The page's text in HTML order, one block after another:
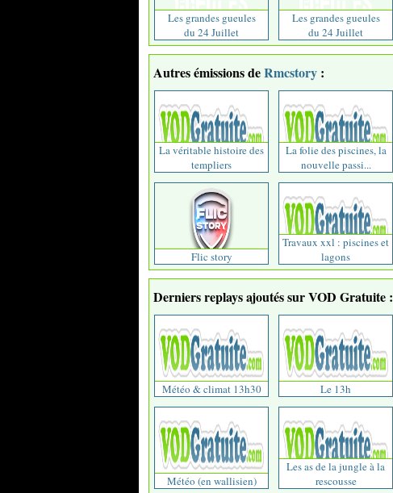
Les grandes gueules
du 24 Juillet
Les grandes gueules
du 24 Juillet
Autres émissions deRmcstory :
La véritable histoire des
templiers
La folie des piscines, la
nouvelle passi...
Flic story
Travaux xxl : piscines et
lagons
Derniers replays ajoutés sur VOD Gratuite :
Météo & climat 13h30 Le 13h
Météo (en wallisien)
Les as de la jungle à la
rescousse